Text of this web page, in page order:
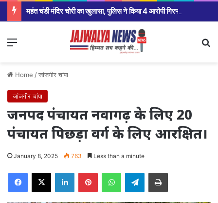
Menu
Home /जांजगीर चांपा
जांजगीर चांपा
जनपद पंचायत नवागढ़ के लिए 20
पंचायत पिछड़ा वर्ग के लिए आरक्षित।
January 8, 2025 763 Less than a minute
Facebook
X LinkedInPinterestWhatsAppTelegramPrint